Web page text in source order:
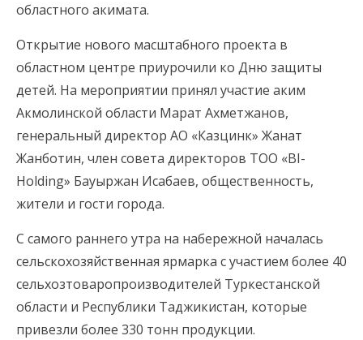
областного акимата.
Открытие нового масштабного проекта в
областном центре приурочили ко Дню защиты
детей. На мероприятии принял участие аким
Акмолинской области Марат Ахметжанов,
генеральный директор АО «Казцинк» Жанат
Жанботин, член совета директоров ТОО «BI-
Holding» Бауыржан Исабаев, общественность,
жители и гости города.
С самого раннего утра на набережной началась
сельскохозяйственная ярмарка с участием более 40
сельхозтоваропроизводителей Туркестанской
области и Республики Таджикистан, которые
привезли более 330 тонн продукции.